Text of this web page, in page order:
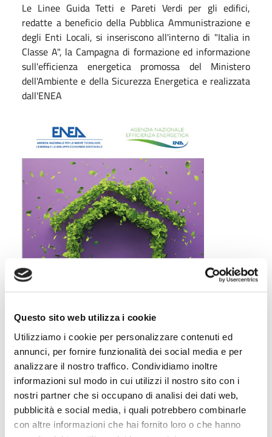
Questo sito web utilizza i cookie
Utilizziamo i cookie per personalizzare contenuti ed
annunci, per fornire funzionalità dei social media e per
analizzare il nostro traffico. Condividiamo inoltre
informazioni sul modo in cui utilizzi il nostro sito con i
nostri partner che si occupano di analisi dei dati web,
pubblicità e social media, i quali potrebbero combinarle
con altre informazioni che hai fornito loro o che hanno
Le Linee Guida Tetti e Pareti Verdi per gli edifici,
redatte a beneficio della Pubblica Ammunistrazione e
degli Enti Locali, si inseriscono all'interno di "Italia in
Classe A", la Campagna di formazione ed informazione
sull'efficienza energetica promossa del Ministero
dell'Ambiente e della Sicurezza Energetica e realizzata
dall'ENEA
Scarica la pubblicazione
TORNA INDIETRO